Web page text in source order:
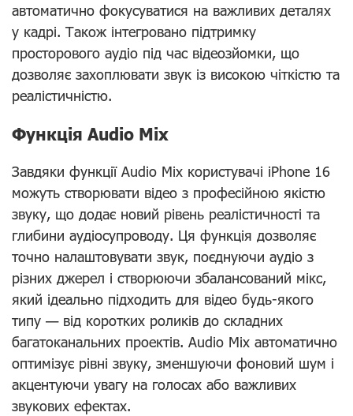
автоматично фокусуватися на важливих деталях
у кадрі. Також інтегровано підтримку
просторового аудіо під час відеозйомки, що
дозволяє захоплювати звук із високою чіткістю та
реалістичністю.
Функція Audio Mix
Завдяки функції Audio Mix користувачі iPhone 16
можуть створювати відео з професійною якістю
звуку, що додає новий рівень реалістичності та
глибини аудіосупроводу. Ця функція дозволяє
точно налаштовувати звук, поєднуючи аудіо з
різних джерел і створюючи збалансований мікс,
який ідеально підходить для відео будь-якого
типу — від коротких роликів до складних
багатоканальних проектів. Audio Mix автоматично
оптимізує рівні звуку, зменшуючи фоновий шум і
акцентуючи увагу на голосах або важливих
звукових ефектах.